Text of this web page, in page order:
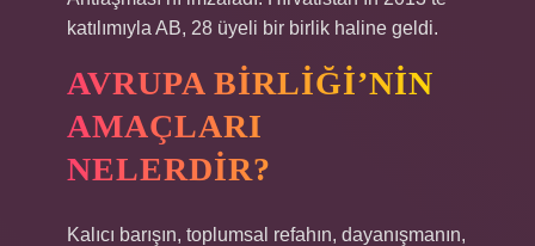
katılımıyla AB, 28 üyeli bir birlik haline geldi.
AVRUPA BIRLIĞI’NIN
AMAÇLARI
NELERDIR?
Kalıcı barışın, toplumsal refahın, dayanışmanın,